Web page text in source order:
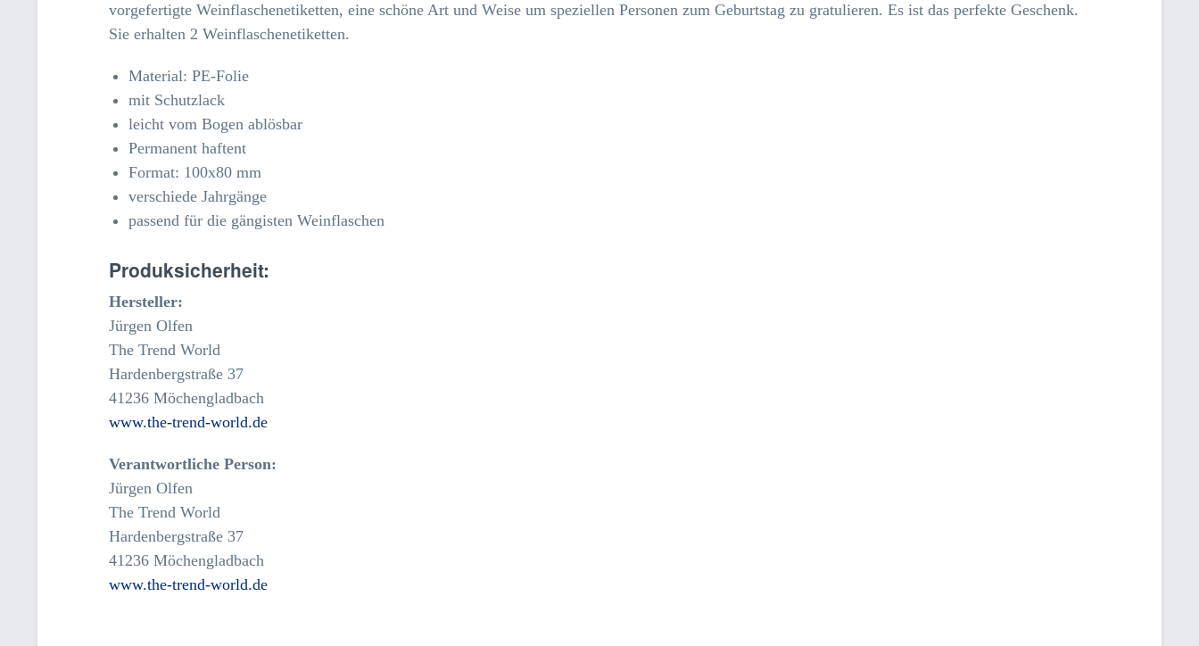
vorgefertigte Weinflaschenetiketten, eine schöne Art und Weise um speziellen Personen zum Geburtstag zu gratulieren. Es ist das perfekte Geschenk.
Sie erhalten 2 Weinflaschenetiketten.
Material: PE-Folie
mit Schutzlack
leicht vom Bogen ablösbar
Permanent haftent
Format: 100x80 mm
verschiede Jahrgänge
passend für die gängisten Weinflaschen
Produksicherheit:
Hersteller:
Jürgen Olfen
The Trend World
Hardenbergstraße 37
41236 Möchengladbach
www.the-trend-world.de
Verantwortliche Person:
Jürgen Olfen
The Trend World
Hardenbergstraße 37
41236 Möchengladbach
www.the-trend-world.de